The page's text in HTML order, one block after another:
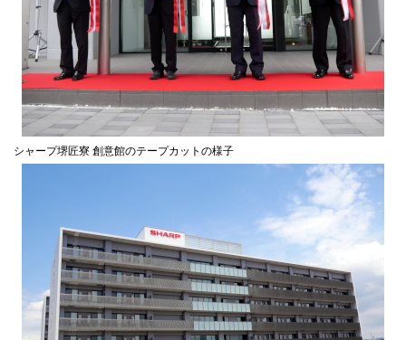
シャープ堺匠寮 創意館のテープカットの様子